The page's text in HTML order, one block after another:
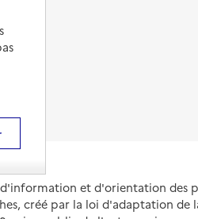
et d'orientation des
créé par la loi d'adaptation de